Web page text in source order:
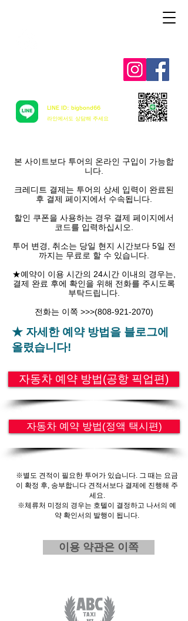
LINE ID: bigbond66
​라인에서도 상담해 주세요
본 사이트보다 투어의 온라인 구입이 가능합
니다.
크레디트 결제는 투어의 상세 입력이 완료된
후 결제 페이지에서 수속됩니다.
할인 쿠폰을 사용하는 경우 결제 페이지에서
코드를 입력하십시오.
투어 변경, 취소는 당일 현지 시간보다 5일 전
까지는 무료로 할 수 있습니다.
★예약이 이용 시간의 24시간 이내의 경우는,
결제 완료 후에 확인을 위해 전화를 주시도록
부탁드립니다.
전화는 이쪽 >>>(808-921-2070)
★ 자세한 예약 방법을 블로그에
올렸습니다!
자동차 예약 방법(공항 픽업편)
자동차 예약 방법(정액 택시편)
※별도 견적이 필요한 투어가 있습니다. 그 때는 요금
이 확정 후, 송부합니다 견적서보다 결제에 진행해 주
세요.
※체류처 미정의 경우는 호텔이 결정하고 나서의 예
약 확인서의 발행이 됩니다.
이용 약관은 이쪽